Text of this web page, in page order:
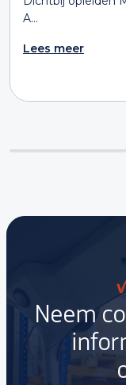
A...
Lees meer
Neem